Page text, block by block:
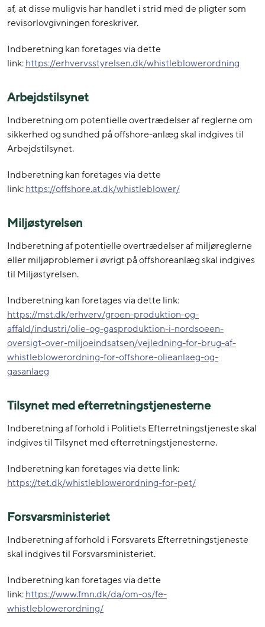
af, at disse muligvis har handlet i strid med de pligter som
revisorlovgivningen foreskriver.
Indberetning kan foretages via dette
link:https://erhvervsstyrelsen.dk/whistleblowerordning
Arbejdstilsynet
Indberetning om potentielle overtrædelser af reglerne om
sikkerhed og sundhed på offshore-anlæg skal indgives til
Arbejdstilsynet.
Indberetning kan foretages via dette
link:https://offshore.at.dk/whistleblower/
Miljøstyrelsen
Indberetning af potentielle overtrædelser af miljøreglerne
eller miljøproblemer i øvrigt på offshoreanlæg skal indgives
til Miljøstyrelsen.
Indberetning kan foretages via dette link:
https://mst.dk/erhverv/groen-produktion-og-
affald/industri/olie-og-gasproduktion-i-nordsoeen-
oversigt-over-miljoeindsatsen/vejledning-for-brug-af-
whistleblowerordning-for-offshore-olieanlaeg-og-
gasanlaeg
Tilsynet med efterretningstjenesterne
Indberetning af forhold i Politiets Efterretningstjeneste skal
indgives til Tilsynet med efterretningstjenesterne.
Indberetning kan foretages via dette link:
https://tet.dk/whistleblowerordning-for-pet/
Forsvarsministeriet
Indberetning af forhold i Forsvarets Efterretningstjeneste
skal indgives til Forsvarsministeriet.
Indberetning kan foretages via dette
link:https://www.fmn.dk/da/om-os/fe-
whistleblowerordning/